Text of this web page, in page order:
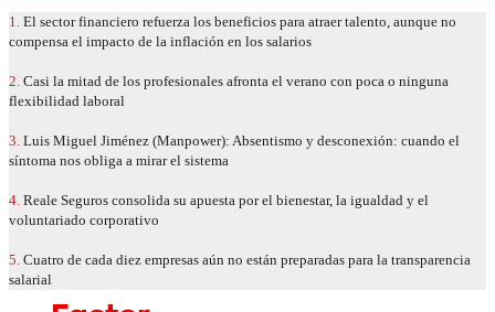
1. El sector financiero refuerza los beneficios para atraer talento, aunque no
compensa el impacto de la inflación en los salarios
2. Casi la mitad de los profesionales afronta el verano con poca o ninguna
flexibilidad laboral
3. Luis Miguel Jiménez (Manpower): Absentismo y desconexión: cuando el
síntoma nos obliga a mirar el sistema
4. Reale Seguros consolida su apuesta por el bienestar, la igualdad y el
voluntariado corporativo
5. Cuatro de cada diez empresas aún no están preparadas para la transparencia
salarial